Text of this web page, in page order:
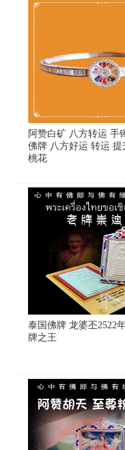
阿赞白矿 八方转运 手
佛牌 八方好运 转运 提
桃花
泰国佛牌 龙婆丕2522
牌之王